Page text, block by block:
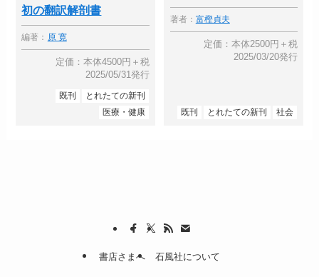
初の翻訳解剖書
編著： 原 寛
定価：本体4500円＋税
2025/05/31発行
既刊
とれたての新刊
医療・健康
著者： 富樫貞夫
定価：本体2500円＋税
2025/03/20発行
既刊 とれたての新刊 社会
書店さまへ 石風社について